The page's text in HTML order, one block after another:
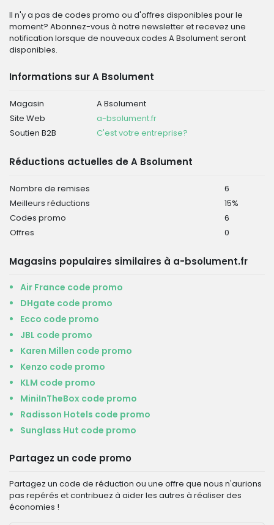
Il n'y a pas de codes promo ou d'offres disponibles pour le
moment? Abonnez-vous à notre newsletter et recevez une
notification lorsque de nouveaux codes A Bsolument seront
disponibles.
Informations sur A Bsolument
Magasin
A Bsolument
Site Web
a-bsolument.fr
Soutien B2B
C'est votre entreprise?
Réductions actuelles de A Bsolument
Nombre de remises
6
Meilleurs réductions
15%
Codes promo
6
Offres
0
Magasins populaires similaires à a-bsolument.fr
Air France code promo
DHgate code promo
Ecco code promo
JBL code promo
Karen Millen code promo
Kenzo code promo
KLM code promo
MiniInTheBox code promo
Radisson Hotels code promo
Sunglass Hut code promo
Partagez un code promo
Partagez un code de réduction ou une offre que nous n'aurions
pas repérés et contribuez à aider les autres à réaliser des
économies !